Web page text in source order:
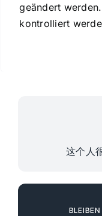
geändert
kontrolliert
这个人